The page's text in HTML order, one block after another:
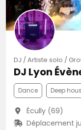
DJ / Artiste solo /
DJ Lyon
Dance Deep
Écully (69)
Déplacement